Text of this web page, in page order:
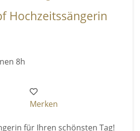
Hochzeitssängerin
8h
Merken
für Ihren schönsten Tag!